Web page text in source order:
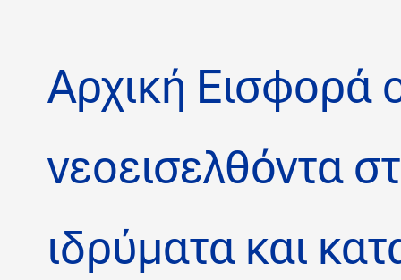
Αρχική Εισφορά
νεοεισελθόντα
ιδρύματα και